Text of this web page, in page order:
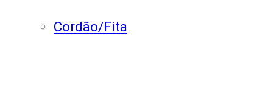
Cordão/Fita